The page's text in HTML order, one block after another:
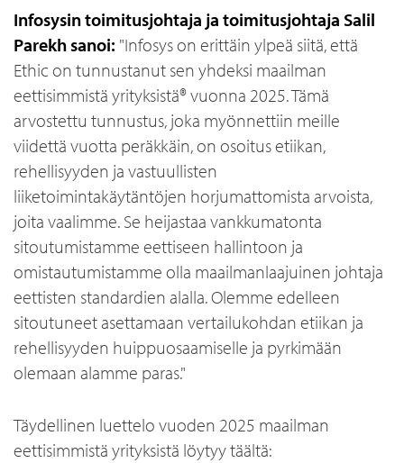
Infosysin toimitusjohtaja ja toimitusjohtaja Salil
Parekh sanoi: "Infosys on erittäin ylpeä siitä, että
Ethic on tunnustanut sen yhdeksi maailman
eettisimmistä yrityksistä® vuonna 2025. Tämä
arvostettu tunnustus, joka myönnettiin meille
viidettä vuotta peräkkäin, on osoitus etiikan,
rehellisyyden ja vastuullisten
liiketoimintakäytäntöjen horjumattomista arvoista,
joita vaalimme. Se heijastaa vankkumatonta
sitoutumistamme eettiseen hallintoon ja
omistautumistamme olla maailmanlaajuinen johtaja
eettisten standardien alalla. Olemme edelleen
sitoutuneet asettamaan vertailukohdan etiikan ja
rehellisyyden huippuosaamiselle ja pyrkimään
olemaan alamme paras."
Täydellinen luettelo vuoden 2025 maailman
eettisimmistä yrityksistä löytyy täältä: